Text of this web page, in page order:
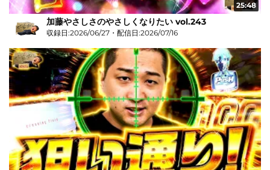
25:48
加藤やさしさのやさしくなりたい vol.243
収録日:2026/06/27・配信日:2026/07/16